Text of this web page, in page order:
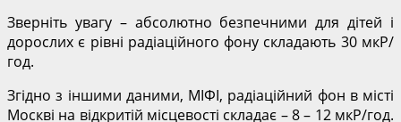
Зверніть увагу – абсолютно безпечними для дітей і
дорослих є рівні радіаційного фону складають 30 мкР/
год.
Згідно з іншими даними, МІФІ, радіаційний фон в місті
Москві на відкритій місцевості складає – 8 – 12 мкР/год.